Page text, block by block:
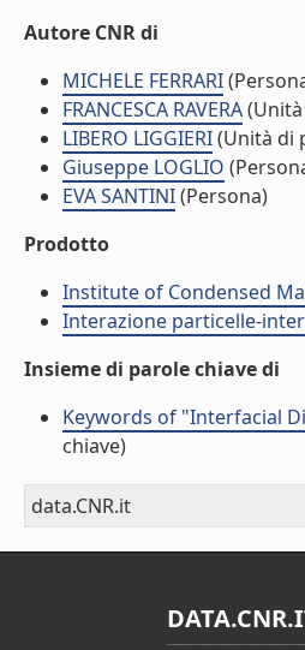
Autore CNR di
MICHELE FERRARI
FRANCESCA RAVERA
LIBERO LIGGIERI(Unità di
Giuseppe LOGLIO
EVA SANTINI(Persona)
Prodotto
Institute of Condensed
Interazione particelle-
Insieme di parole chiave di
Keywords of "Interfacial
chiave)
data.CNR.it